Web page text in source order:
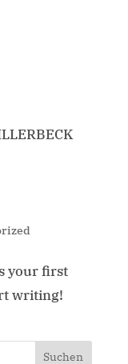
your first
writing!
Suchen